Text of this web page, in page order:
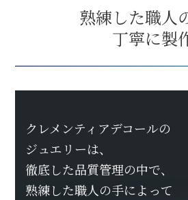
熟練した職人
丁寧に製
クレメンティアデコールの
ジュエリーは、
徹底した品質管理の中で、
熟練した職人の手によって